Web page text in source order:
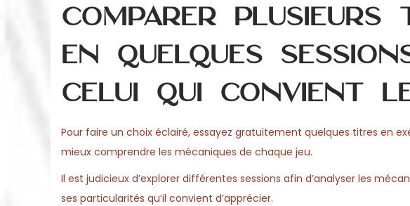
Comparer
en quelques
celui qui convient
Pour faire un choix éclairé, essayez gratuitement quelques titres en
mieux comprendre les mécaniques de chaque jeu.
Il est judicieux d’explorer différentes sessions afin d’analyser les
ses particularités qu’il convient d’apprécier.